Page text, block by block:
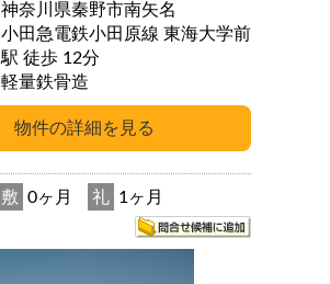
神奈川県秦野市南矢名
小田急電鉄小田原線 東海大学前
駅 徒歩 12分
軽量鉄骨造
敷 0ヶ月 礼 1ヶ月